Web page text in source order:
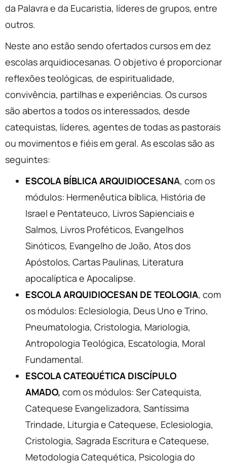
da Palavra e da Eucaristia, líderes de grupos, entre
outros.
Neste ano estão sendo ofertados cursos em dez
escolas arquidiocesanas. O objetivo é proporcionar
reflexões teológicas, de espiritualidade,
convivência, partilhas e experiências. Os cursos
são abertos a todos os interessados, desde
catequistas, líderes, agentes de todas as pastorais
ou movimentos e fiéis em geral. As escolas são as
seguintes:
ESCOLA BÍBLICA ARQUIDIOCESANA, com os
módulos: Hermenêutica bíblica, História de
Israel e Pentateuco, Livros Sapienciais e
Salmos, Livros Proféticos, Evangelhos
Sinóticos, Evangelho de João, Atos dos
Apóstolos, Cartas Paulinas, Literatura
apocalíptica e Apocalipse.
ESCOLA ARQUIDIOCESAN DE TEOLOGIA, com
os módulos: Eclesiologia, Deus Uno e Trino,
Pneumatologia, Cristologia, Mariologia,
Antropologia Teológica, Escatologia, Moral
Fundamental.
ESCOLA CATEQUÉTICA DISCÍPULO
AMADO, com os módulos: Ser Catequista,
Catequese Evangelizadora, Santíssima
Trindade, Liturgia e Catequese, Eclesiologia,
Cristologia, Sagrada Escritura e Catequese,
Metodologia Catequética, Psicologia do